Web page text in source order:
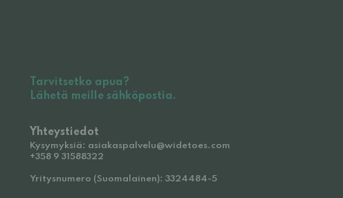
Tarvitsetko apua?
Lähetä meille sähköpostia.
Yhteystiedot
Kysymyksiä: asiakaspalvelu@widetoes.com
+358 9 31588322
Yritysnumero (Suomalainen): 3324484-5